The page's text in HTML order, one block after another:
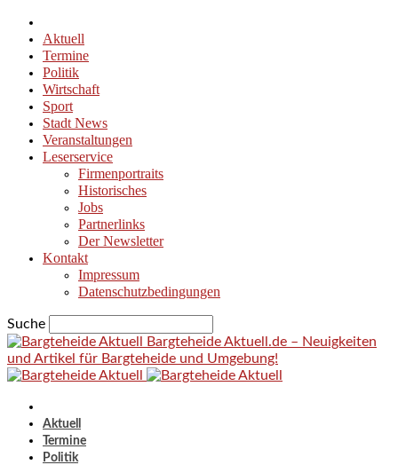
Aktuell
Termine
Politik
Wirtschaft
Sport
Stadt News
Veranstaltungen
Leserservice
Firmenportraits
Historisches
Jobs
Partnerlinks
Der Newsletter
Kontakt
Impressum
Datenschutzbedingungen
Suche
Bargteheide Aktuell.de – Neuigkeiten
und Artikel für Bargteheide und Umgebung!
Aktuell
Termine
Politik